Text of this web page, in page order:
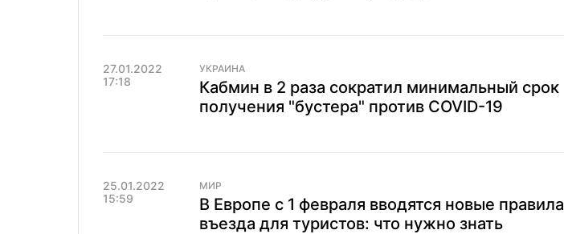
27.01.2022
17:18
УКРАИНА
Кабмин в 2 раза сократил минимальный срок
получения "бустера" против COVID-19
25.01.2022
15:59
МИР
В Европе с 1 февраля вводятся новые правила
въезда для туристов: что нужно знать